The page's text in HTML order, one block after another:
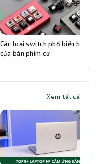
Các loại switch phổ biến hiện
của bàn phím cơ
Xem tất cả